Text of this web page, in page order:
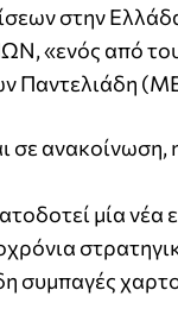
στην
από
Παντελιάδη
ανακοίνωση,
μία
συμπαγές